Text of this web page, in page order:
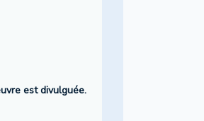
est divulguée.